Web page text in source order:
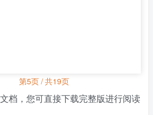
第5页 / 共19页
档，您可直接下载完整版进行阅读